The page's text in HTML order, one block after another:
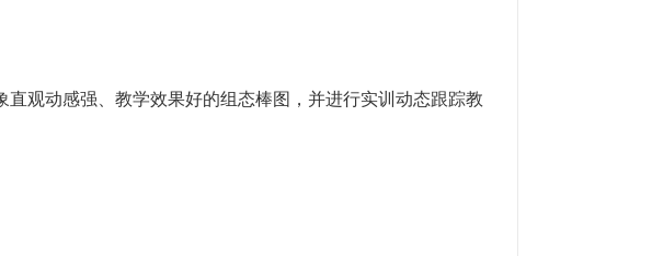
观动感强、教学效果好的组态棒图，并进行实训动态跟踪教